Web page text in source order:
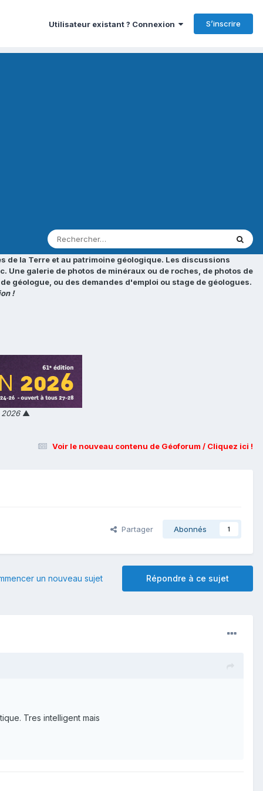
Utilisateur existant ? Connexion S’inscrire
de la Terre et au patrimoine géologique. Les discussions
galerie de photos de minéraux ou de roches, de photos de
géologue, ou des demandes d'emploi ou stage de géologues.
!
▲
Voir le nouveau contenu de Géoforum / Cliquez ici !
Partager Abonnés 1
Répondre à ce sujet
un nouveau sujet
Tres intelligent mais